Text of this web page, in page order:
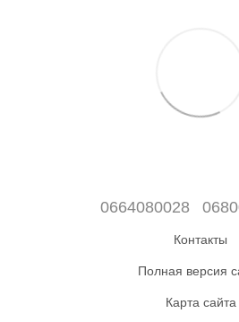
0664080028
Контакты
Полная версия
Карта сайта